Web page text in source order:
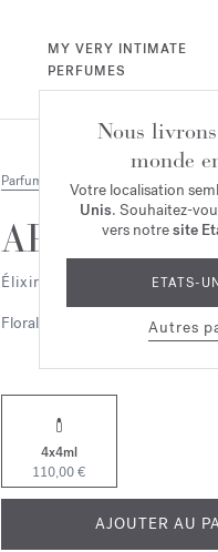
MY VERY INTIMATE
PERFUMES
Nous
monde
Votre localisation
Unis. Souhaitez-
vers notresite
ETATS-
Autres
Parfums
APOM
Élixir Précieux
Florale
4x4ml
110,00 €
AJOUTER AU